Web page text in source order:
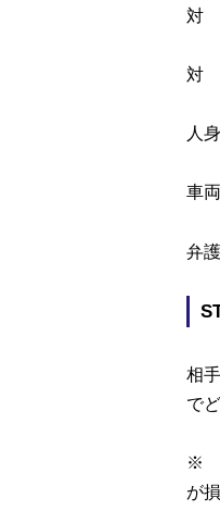
人
車
相
で
※
が